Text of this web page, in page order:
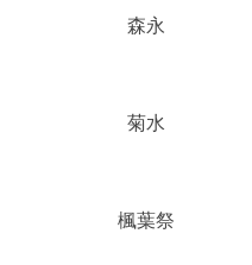
森永
菊水
楓葉祭